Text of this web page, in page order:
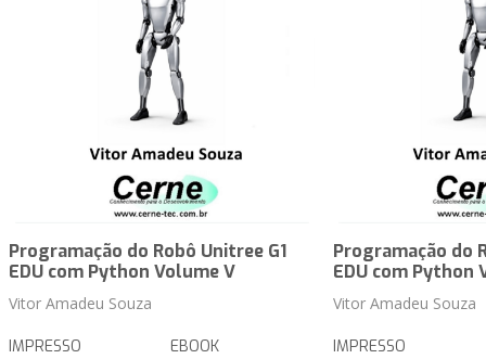
Programação do Robô Unitree G1
EDU com Python Volume V
Vitor Amadeu Souza
IMPRESSO EBOOK
Programação do
EDU com Python
Vitor Amadeu Souza
IMPRESSO